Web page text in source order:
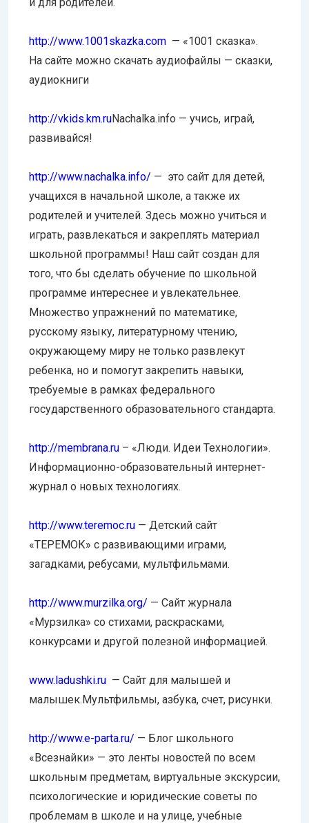
http://www.1001skazka.com — «1001 сказка».
На сайте можно скачать аудиофайлы — сказки,
аудиокниги
http://vkids.km.ruNachalka.info — учись, играй,
развивайся!
http://www.nachalka.info/ — это сайт для детей,
учащихся в начальной школе, а также их
родителей и учителей. Здесь можно учиться и
играть, развлекаться и закреплять материал
школьной программы! Наш сайт создан для
того, что бы сделать обучение по школьной
программе интереснее и увлекательнее.
Множество упражнений по математике,
русскому языку, литературному чтению,
окружающему миру не только развлекут
ребенка, но и помогут закрепить навыки,
требуемые в рамках федерального
государственного образовательного стандарта.
http://membrana.ru – «Люди. Идеи Технологии».
Информационно-образовательный интернет-
журнал о новых технологиях.
http://www.teremoc.ru — Детский сайт
«ТЕРЕМОК» с развивающими играми,
загадками, ребусами, мультфильмами.
http://www.murzilka.org/ — Сайт журнала
«Мурзилка» со стихами, раскрасками,
конкурсами и другой полезной информацией.
www.ladushki.ru — Сайт для малышей и
малышек.Мультфильмы, азбука, счет, рисунки.
http://www.e-parta.ru/ — Блог школьного
«Всезнайки» — это ленты новостей по всем
школьным предметам, виртуальные экскурсии,
психологические и юридические советы по
проблемам в школе и на улице, учебные